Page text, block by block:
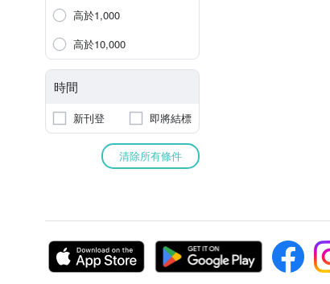
高於1,000
高於10,000
時間
新刊登 即將結標
清除所有條件